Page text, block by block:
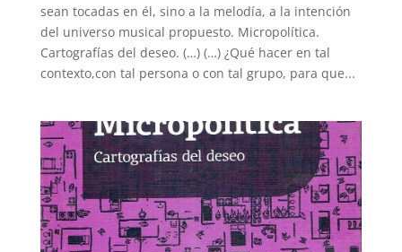
sean tocadas en él, sino a la melodía, a la intención
del universo musical propuesto. Micropolítica.
Cartografías del deseo. (…) (…) ¿Qué hacer en tal
contexto,con tal persona o con tal grupo, para que...